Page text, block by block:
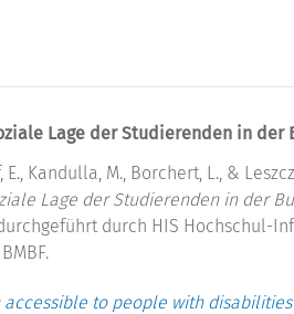
Lage der Studierenden in der
Kandulla, M., Borchert, L., &
Lage der Studierenden in der
durch HIS Hochschul-
accessible to people with disabilities